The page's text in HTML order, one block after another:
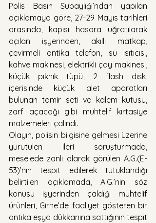
Polis Basın Subaylığı’ndan yapılan
açıklamaya göre, 27-29 Mayıs tarihleri
arasında, kapısı hasara uğratılarak
açılan işyerinden, akıllı matkap,
çevirmeli antika telefon, su ısıtıcısı,
kahve makinesi, elektrikli çay makinesi,
küçük piknik tüpü, 2 flash disk,
içerisinde küçük alet aparatları
bulunan tamir seti ve kalem kutusu,
zarf açacağı gibi muhtelif kırtasiye
malzemeleri çalındı.
Olayın, polisin bilgisine gelmesi üzerine
yürütülen ileri soruşturmada,
meselede zanlı olarak görülen A.G.(E-
53)’nin tespit edilerek tutuklandığı
belirtilen açıklamada, A.G.’nin söz
konusu işyerinden çaldığı muhtelif
ürünleri, Girne’de faaliyet gösteren bir
antika eşya dükkanına sattığının tespit